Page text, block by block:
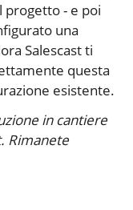
progetto - e poi
una
Salescast ti
questa
esistente.
in cantiere
Rimanete